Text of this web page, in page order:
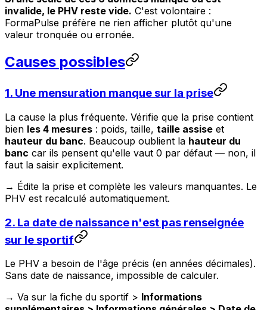
invalide, le PHV reste vide. C'est volontaire :
FormaPulse préfère ne rien afficher plutôt qu'une
valeur tronquée ou erronée.
Causes possibles
1. Une mensuration manque sur la prise
La cause la plus fréquente. Vérifie que la prise contient
bien les 4 mesures : poids, taille, taille assise et
hauteur du banc. Beaucoup oublient la hauteur du
banc car ils pensent qu'elle vaut 0 par défaut — non, il
faut la saisir explicitement.
→ Édite la prise et complète les valeurs manquantes. Le
PHV est recalculé automatiquement.
2. La date de naissance n'est pas renseignée
sur le sportif
Le PHV a besoin de l'âge précis (en années décimales).
Sans date de naissance, impossible de calculer.
→ Va sur la fiche du sportif > Informations